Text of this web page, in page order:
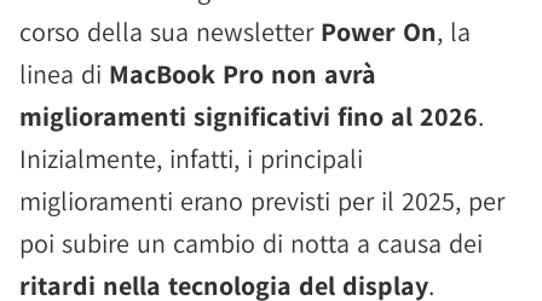
corso della sua newsletter Power On, la
linea di MacBook Pro non avrà
miglioramenti significativi fino al 2026.
Inizialmente, infatti, i principali
miglioramenti erano previsti per il 2025, per
poi subire un cambio di notta a causa dei
ritardi nella tecnologia del display.